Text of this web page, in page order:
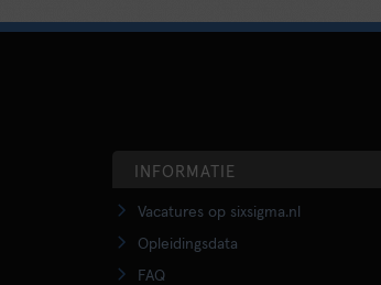
INFORMATIE
Vacatures op sixsigma.nl
Opleidingsdata
FAQ